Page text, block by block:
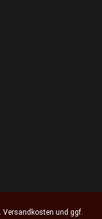
Versandkosten und ggf.